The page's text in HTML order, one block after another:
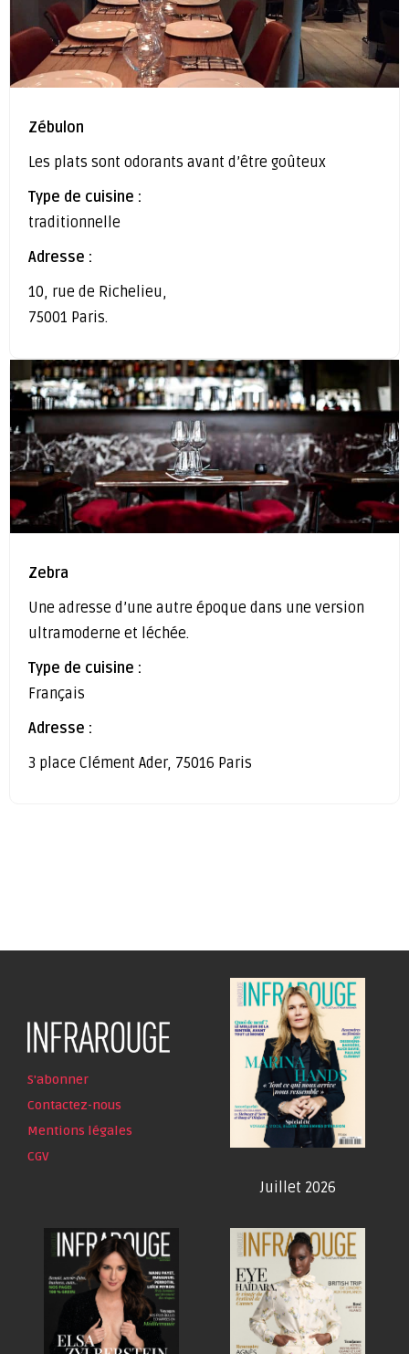
Zébulon
Les plats sont odorants avant d’être goûteux
Type de cuisine :
traditionnelle
Adresse :
10, rue de Richelieu,
75001 Paris.
Zebra
Une adresse d’une autre époque dans une version
ultramoderne et léchée.
Type de cuisine :
Français
Adresse :
3 place Clément Ader, 75016 Paris
S'abonner
Contactez-nous
Mentions légales
CGV
Juillet 2026